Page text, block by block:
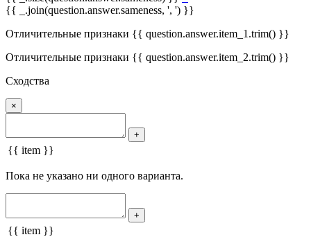
{{ _.join(question.answer.sameness, ', ') }}
Отличительные признаки {{ question.answer.item_1.trim() }}
Отличительные признаки {{ question.answer.item_2.trim() }}
Сходства
×
+
{{ item }}
Пока не указано ни одного варианта.
+
{{ item }}